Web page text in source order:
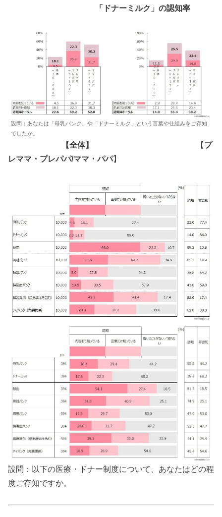
「ドナーミルク」の認知率
設問：あなたは「母乳バンク」や「ドナーミルク」という言葉や仕組みをご存知
でしたか。
【全体】 【 プ
レママ・プレパパ/ママ・パパ】
設問：以下の医療・ドナー制度について、あなたはどの程
度ご存知ですか。